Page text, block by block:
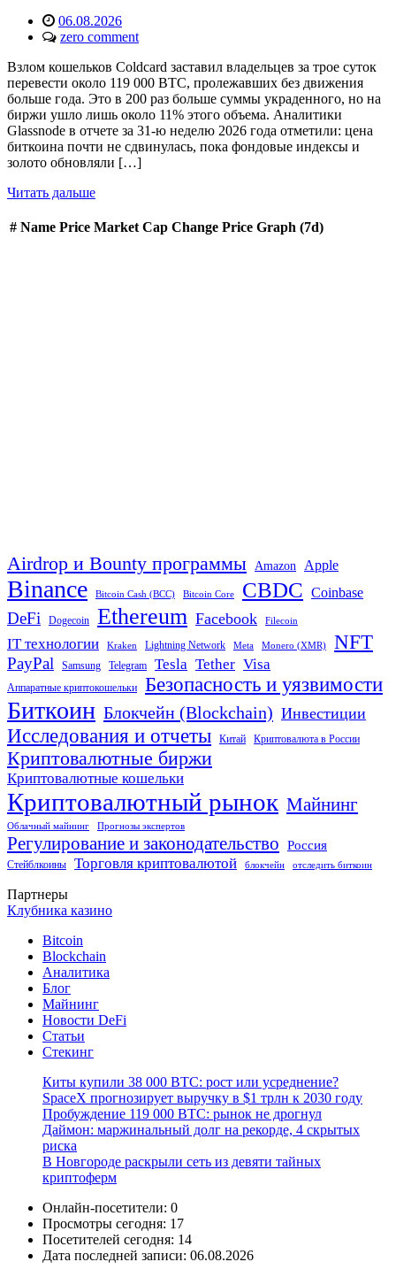
06.08.2026
zero comment
Взлом кошельков Coldcard заставил владельцев за трое суток
перевести около 119 000 BTC, пролежавших без движения
больше года. Это в 200 раз больше суммы украденного, но на
биржи ушло лишь около 11% этого объема. Аналитики
Glassnode в отчете за 31-ю неделю 2026 года отметили: цена
биткоина почти не сдвинулась, пока фондовые индексы и
золото обновляли […]
Читать дальше
# Name Price Market Cap Change Price Graph (7d)
Airdrop и Bounty программы Amazon Apple
Binance Bitcoin Cash (BCC) Bitcoin Core CBDC Coinbase
DeFi Dogecoin Ethereum Facebook Filecoin
IT технологии Kraken Lightning Network Meta Monero (XMR) NFT
PayPal Samsung Telegram Tesla Tether Visa
Аппаратные криптокошельки Безопасность и уязвимости
Биткоин Блокчейн (Blockchain) Инвестиции
Исследования и отчеты Китай Криптовалюта в России
Криптовалютные биржи
Криптовалютные кошельки
Криптовалютный рынок Майнинг
Облачный майнинг Прогнозы экспертов
Регулирование и законодательство Россия
Стейблкоины Торговля криптовалютой блокчейн отследить биткоин
Партнеры
Клубника казино
Bitcoin
Blockchain
Аналитика
Блог
Майнинг
Новости DeFi
Статьи
Стекинг
Киты купили 38 000 BTC: рост или усреднение?
SpaceX прогнозирует выручку в $1 трлн к 2030 году
Пробуждение 119 000 BTC: рынок не дрогнул
Даймон: маржинальный долг на рекорде, 4 скрытых
риска
В Новгороде раскрыли сеть из девяти тайных
криптоферм
Онлайн-посетители: 0
Просмотры сегодня: 17
Посетителей сегодня: 14
Дата последней записи: 06.08.2026